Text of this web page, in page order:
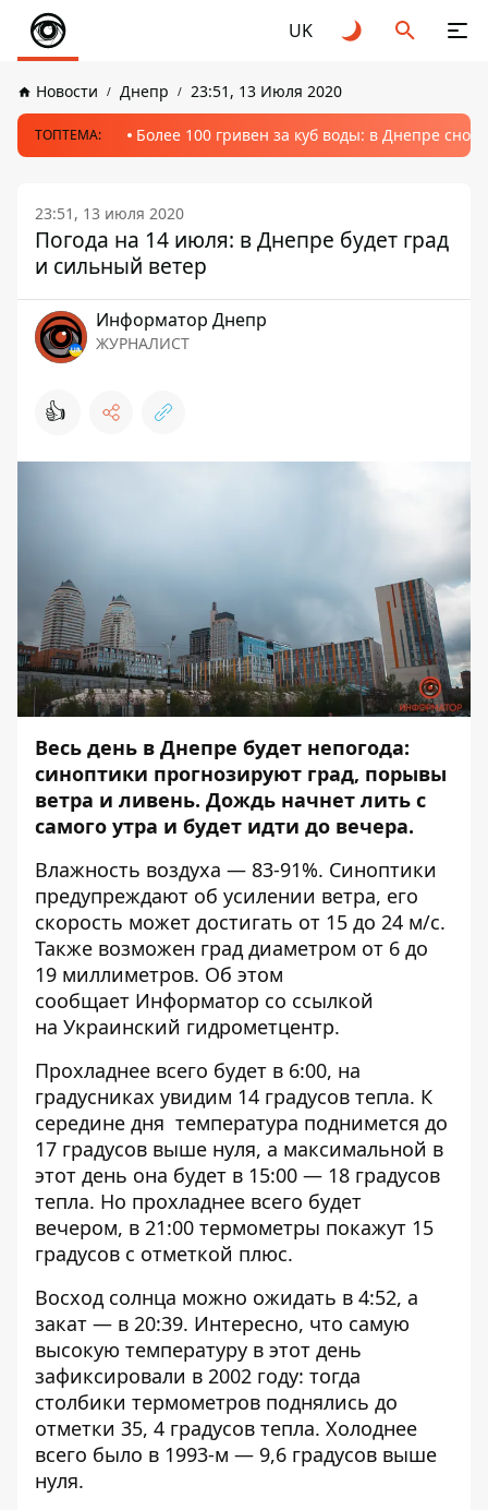
UK
Новости Днепр 23:51, 13 Июля 2020
ТОПТЕМА: Более 100 гривен за куб воды: в Днепре
23:51, 13 июля 2020
Погода на 14 июля: в Днепре будет град
и сильный ветер
Информатор Днепр
ЖУРНАЛИСТ
👍
Весь день в Днепре будет непогода:
синоптики прогнозируют град, порывы
ветра и ливень. Дождь начнет лить с
самого утра и будет идти до вечера.
Влажность воздуха — 83-91%. Синоптики
предупреждают об усилении ветра, его
скорость может достигать от 15 до 24 м/с.
Также возможен град диаметром от 6 до
19 миллиметров. Об этом
сообщает Информатор со ссылкой
на Украинский гидрометцентр.
Прохладнее всего будет в 6:00, на
градусниках увидим 14 градусов тепла. К
середине дня температура поднимется до
17 градусов выше нуля, а максимальной в
этот день она будет в 15:00 — 18 градусов
тепла. Но прохладнее всего будет
вечером, в 21:00 термометры покажут 15
градусов с отметкой плюс.
Восход солнца можно ожидать в 4:52, а
закат — в 20:39. Интересно, что самую
высокую температуру в этот день
зафиксировали в 2002 году: тогда
столбики термометров поднялись до
отметки 35, 4 градусов тепла. Холоднее
всего было в 1993-м — 9,6 градусов выше
нуля.